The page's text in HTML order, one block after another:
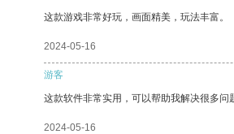
这款游戏非常好玩，画面精美，玩法丰富。
2024-05-16
游客
这款软件非常实用，可以帮助我解决很多问
2024-05-16